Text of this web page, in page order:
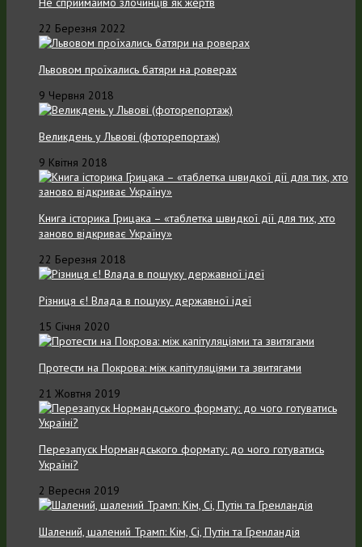
22 Березня 2022
Львовом проїхались батяри на роверах
9 Червня 2018
Великдень у Львові (фоторепортаж)
9 Квітня 2018
Книга історика Грицака – «таблетка швидкої дії для тих, хто
заново відкриває Україну»
22 Березня 2018
Різниця є! Влада в пошуку державної ідеї
15 Січня 2020
Протести на Покрова: між капітуляціями та звитягами
21 Жовтня 2019
Перезапуск Нормандського формату: до чого готуватись
Україні?
2 Вересня 2019
Шалений, шалений Трамп: Кім, Сі, Путін та Гренландія